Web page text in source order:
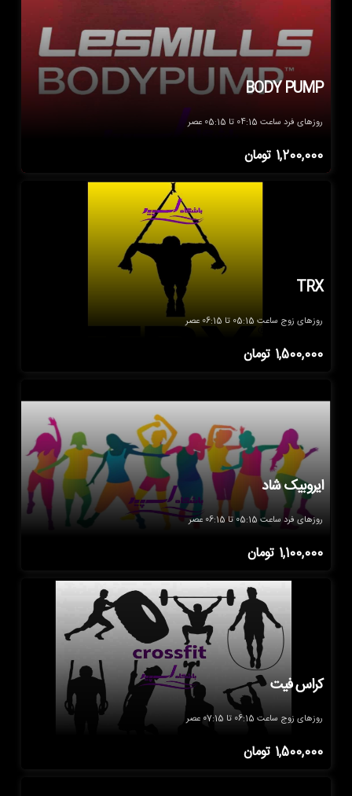
BODY PUMP
روزهای فرد ساعت 04:15 تا 05:15 عصر
1,200,000 تومان
TRX
روزهای زوج ساعت 05:15 تا 06:15 عصر
1,500,000 تومان
ایروبیک شاد
روزهای فرد ساعت 05:15 تا 06:15 عصر
1,100,000 تومان
کراس فیت
روزهای زوج ساعت 06:15 تا 07:15 عصر
1,500,000 تومان